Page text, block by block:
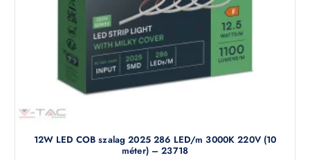
12W LED COB szalag 2025 286 LED/m 3000K 220V (10
méter) – 23718